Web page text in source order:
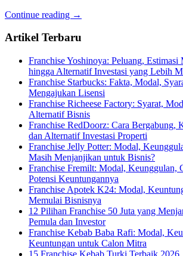
Continue reading →
Artikel Terbaru
Franchise Yoshinoya: Peluang, Estimasi
hingga Alternatif Investasi yang Lebih
Franchise Starbucks: Fakta, Modal,
Mengajukan Lisensi
Franchise Richeese Factory: Syarat,
Alternatif Bisnis
Franchise RedDoorz: Cara Bergabung,
dan Alternatif Investasi Properti
Franchise Jelly Potter: Modal,
Masih Menjanjikan untuk Bisnis?
Franchise Fremilt: Modal, Keunggulan,
Potensi Keuntungannya
Franchise Apotek K24: Modal,
Memulai Bisnisnya
12 Pilihan Franchise 50 Juta yang
Pemula dan Investor
Franchise Kebab Baba Rafi: Modal,
Keuntungan untuk Calon Mitra